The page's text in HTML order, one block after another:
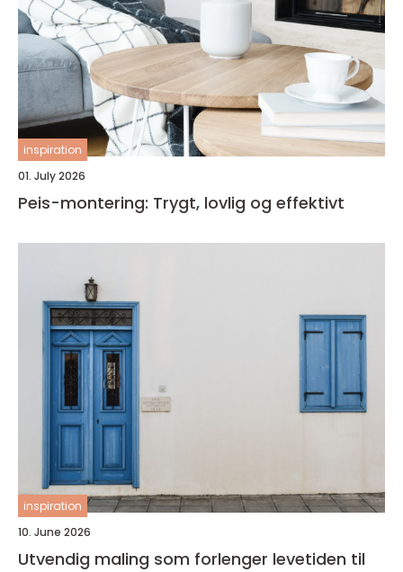
inspiration
01. July 2026
Peis-montering: Trygt, lovlig og effektivt
inspiration
10. June 2026
Utvendig maling som forlenger levetiden til